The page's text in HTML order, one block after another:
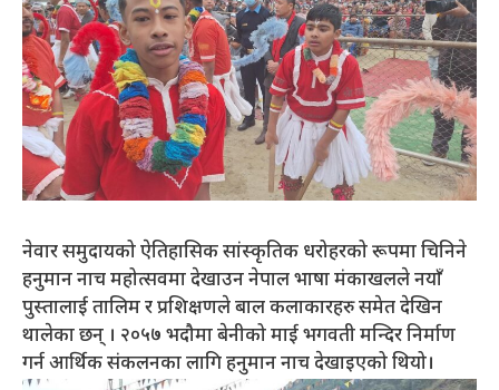
नेवार समुदायको ऐतिहासिक सांस्कृतिक धरोहरको रूपमा चिनिने
हनुमान नाच महोत्सवमा देखाउन नेपाल भाषा मंकाखलले नयाँ
पुस्तालाई तालिम र प्रशिक्षणले बाल कलाकारहरु समेत देखिन
थालेका छन् । २०५७ भदौमा बेनीको माई भगवती मन्दिर निर्माण
गर्न आर्थिक संकलनका लागि हनुमान नाच देखाइएको थियो।